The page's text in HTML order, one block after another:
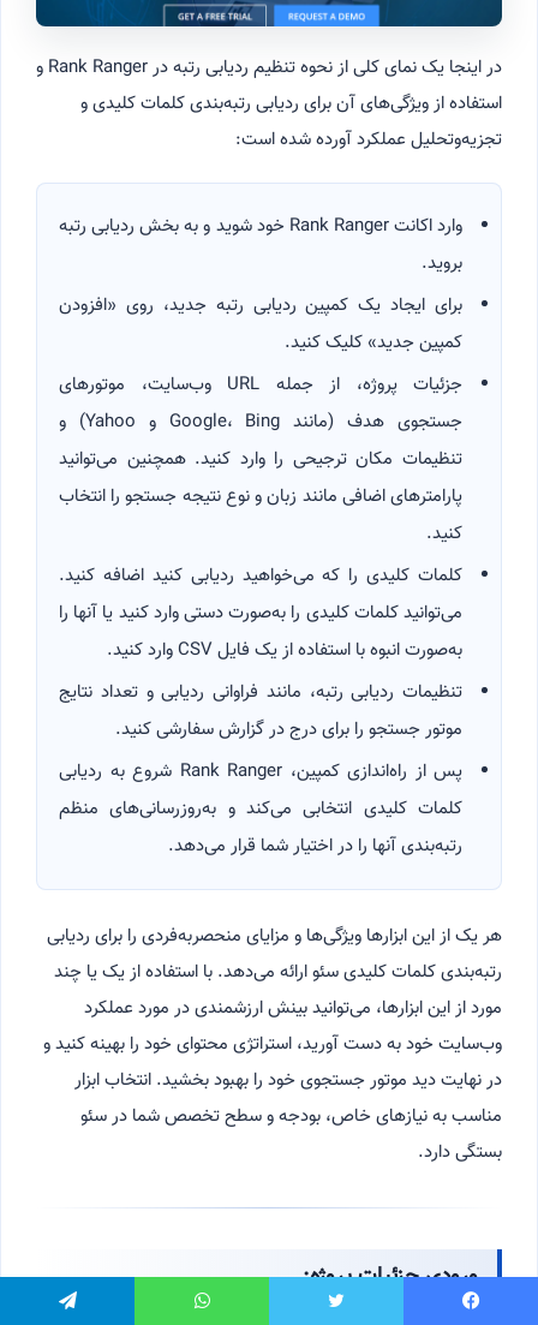
در اینجا یک نمای کلی از نحوه تنظیم ردیابی رتبه در Rank Ranger و
استفاده از ویژگی‌های آن برای ردیابی رتبه‌بندی کلمات کلیدی و
تجزیه‌وتحلیل عملکرد آورده شده است:
وارد اکانت Rank Ranger خود شوید و به بخش ردیابی رتبه
بروید.
برای ایجاد یک کمپین ردیابی رتبه جدید، روی «افزودن
کمپین جدید» کلیک کنید.
جزئیات پروژه، از جمله URL وب‌سایت، موتورهای
جستجوی هدف (مانند Google، Bing و Yahoo) و
تنظیمات مکان ترجیحی را وارد کنید. همچنین می‌توانید
پارامترهای اضافی مانند زبان و نوع نتیجه جستجو را انتخاب
کنید.
کلمات کلیدی را که می‌خواهید ردیابی کنید اضافه کنید.
می‌توانید کلمات کلیدی را به‌صورت دستی وارد کنید یا آنها را
به‌صورت انبوه با استفاده از یک فایل CSV وارد کنید.
تنظیمات ردیابی رتبه، مانند فراوانی ردیابی و تعداد نتایج
موتور جستجو را برای درج در گزارش سفارشی کنید.
پس از راه‌اندازی کمپین، Rank Ranger شروع به ردیابی
کلمات کلیدی انتخابی می‌کند و به‌روزرسانی‌های منظم
رتبه‌بندی آنها را در اختیار شما قرار می‌دهد.
هر یک از این ابزارها ویژگی‌ها و مزایای منحصربه‌فردی را برای ردیابی
رتبه‌بندی کلمات کلیدی سئو ارائه می‌دهد. با استفاده از یک یا چند
مورد از این ابزارها، می‌توانید بینش ارزشمندی در مورد عملکرد
وب‌سایت خود به دست آورید، استراتژی محتوای خود را بهینه کنید و
در نهایت دید موتور جستجوی خود را بهبود بخشید. انتخاب ابزار
مناسب به نیازهای خاص، بودجه و سطح تخصص شما در سئو
بستگی دارد.
ورودی جزئیات پروژه: